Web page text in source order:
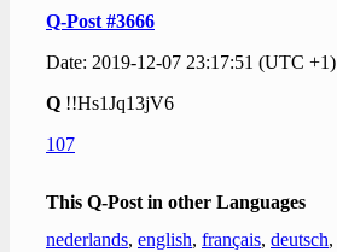
Q-Post #3666
Date: 2019-12-07 23:17:51 (UTC +1)
Q !!Hs1Jq13jV6
107
This Q-Post in other Languages
nederlands, english, français, deutsch,